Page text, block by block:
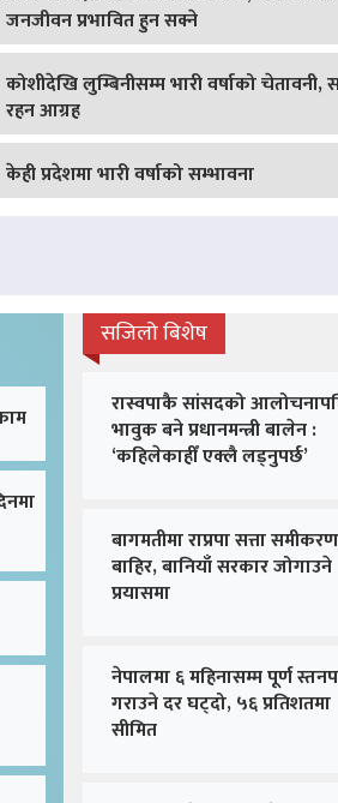
जनजीवन प्रभावित हुन सक्ने
कोशीदेखि लुम्बिनीसम्म भारी वर्षाको चेतावनी,
रहन आग्रह
केही प्रदेशमा भारी वर्षाको सम्भावना
सजिलो बिशेष
रास्वपाकै सांसदको
भावुक बने प्रधानमन्त्री बालेन :
‘कहिलेकाहीँ एक्लै लड्नुपर्छ’
बागमतीमा राप्रपा सत्ता
बाहिर, बानियाँ सरकार जोगाउने
प्रयासमा
नेपालमा ६ महिनासम्म पूर्ण
गराउने दर घट्दो, ५६ प्रतिशतमा
सीमित